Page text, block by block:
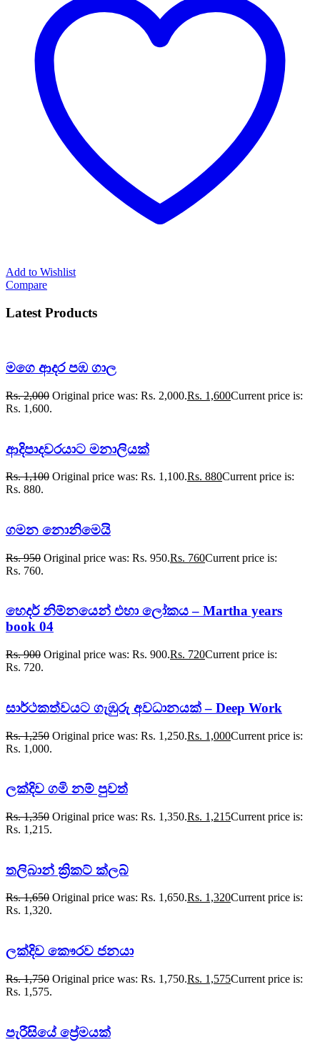
Add to Wishlist
Compare
Latest Products
මගෙ ආදර පඹ ගාල
Rs.2,000 Original price was: Rs. 2,000.Rs. 1,600Current price is:
Rs. 1,600.
ආදිපාදවරයාට මනාලියක්
Rs.1,100 Original price was: Rs. 1,100.Rs. 880Current price is:
Rs. 880.
ගමන නොනිමෙයි
Rs.950 Original price was: Rs. 950.Rs. 760Current price is:
Rs. 760.
හෙදර් නිම්නයෙන් එහා ලෝකය – Martha years
book 04
Rs.900 Original price was: Rs. 900.Rs. 720Current price is:
Rs. 720.
සාර්ථකත්වයට ගැඹුරු අවධානයක් – Deep Work
Rs.1,250 Original price was: Rs. 1,250.Rs. 1,000Current price is:
Rs. 1,000.
ලක්දිව ගමි නම් පුවත්
Rs.1,350 Original price was: Rs. 1,350.Rs. 1,215Current price is:
Rs. 1,215.
තලිබාන් ක්‍රිකට් ක්ලබ්
Rs.1,650 Original price was: Rs. 1,650.Rs. 1,320Current price is:
Rs. 1,320.
ලක්දිව කෞරව ජනයා
Rs.1,750 Original price was: Rs. 1,750.Rs. 1,575Current price is:
Rs. 1,575.
පැරීසියේ ප්‍රේමයක්